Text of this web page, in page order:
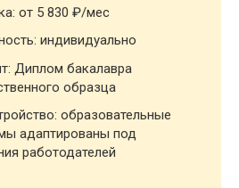
от 5 830 ₽/мес
индивидуально
Диплом бакалавра
образца
образовательные
адаптированы под
работодателей